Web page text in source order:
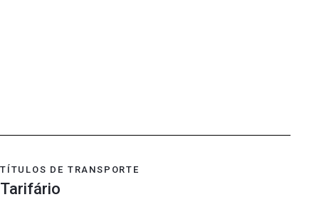
TÍTULOS DE TRANSPORTE
Tarifário